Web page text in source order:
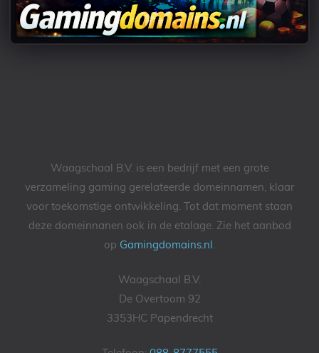
Waagschaal B.V. is een bedrijf met een grote
verzameling gaming gerelateerde domeinnamen, klaar
voor toekomstige ontwikkeling. Tot dat moment staan
deze domeinnanen ook in de etalage. Zie het aanbod
op Gamingdomains.nl .
Waagschaal B.V.
De Overtoom 92
3353HC Papendrecht